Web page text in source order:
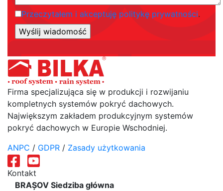
Przeczytałem i akceptuję politykę prywatności.
Firma specjalizująca się w produkcji i rozwijaniu
kompletnych systemów pokryć dachowych.
Największym zakładem produkcyjnym systemów
pokryć dachowych w Europie Wschodniej.
ANPC / GDPR / Zasady użytkowania
Kontakt
BRAȘOV Siedziba główna